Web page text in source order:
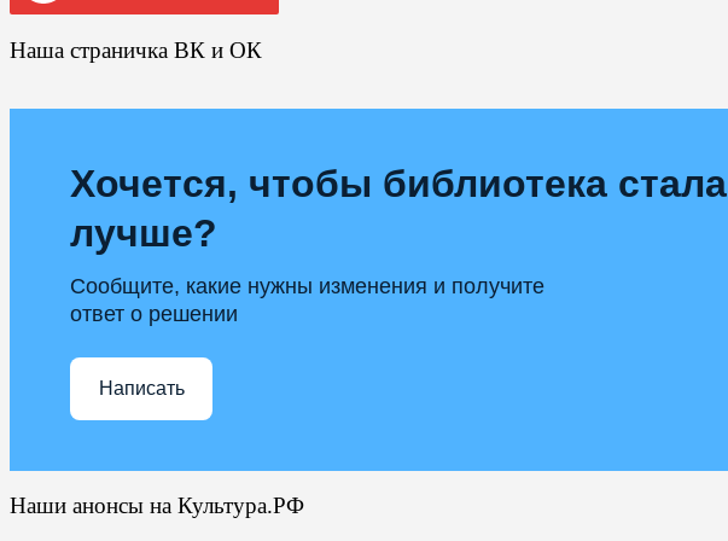
Наша страничка ВК и ОК
Хочется, чтобы библиотека стала
лучше?
Сообщите, какие нужны изменения и получите
ответ о решении
Написать
Наши анонсы на Культура.РФ